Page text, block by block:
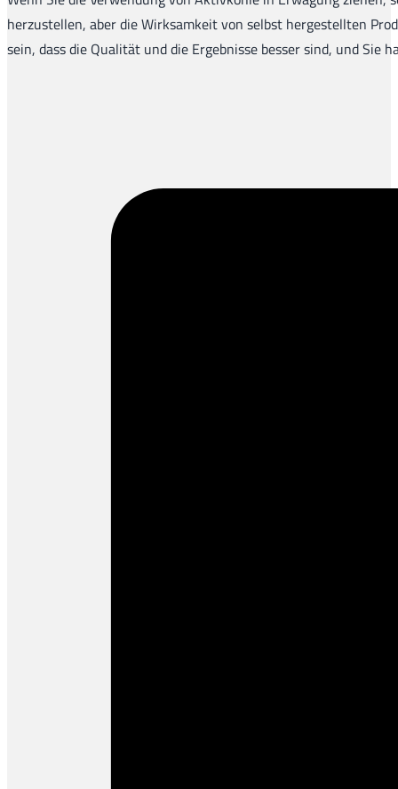
herzustellen, aber die Wirksamkeit von selbst hergestellten
sein, dass die Qualität und die Ergebnisse besser sind, und Sie